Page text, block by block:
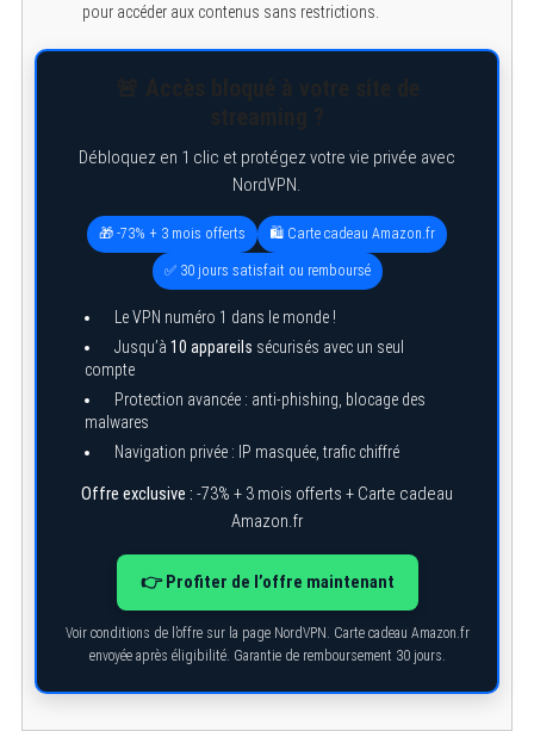
pour accéder aux contenus sans restrictions.
Débloquez en 1 clic et protégez votre vie privée avec
NordVPN.
🎁 -73% + 3 mois offerts 🛍️ Carte cadeau Amazon.fr
✅ 30 jours satisfait ou remboursé
Le VPN numéro 1 dans le monde !
Jusqu’à 10 appareils sécurisés avec un seul
compte
Protection avancée : anti-phishing, blocage des
malwares
Navigation privée : IP masquée, trafic chiffré
Offre exclusive : -73% + 3 mois offerts + Carte cadeau
Amazon.fr
👉 Profiter de l’offre maintenant
Voir conditions de l’offre sur la page NordVPN. Carte cadeau Amazon.fr
envoyée après éligibilité. Garantie de remboursement 30 jours.
r